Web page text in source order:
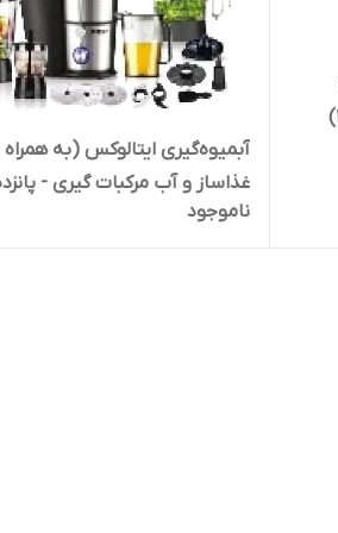
آبمیوه‌گیری ایتالوکس (به همراه
غذاساز و آب مرکبات گیری -
- مدل (2550)
ناموجود